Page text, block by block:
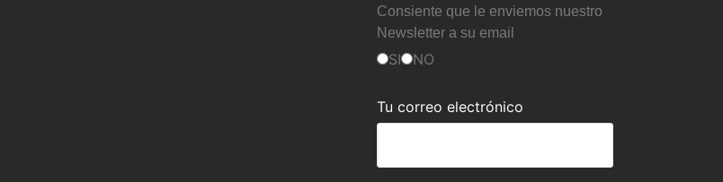
Consiente que le enviemos nuestro
Newsletter a su email
SI NO
Tu correo electrónico